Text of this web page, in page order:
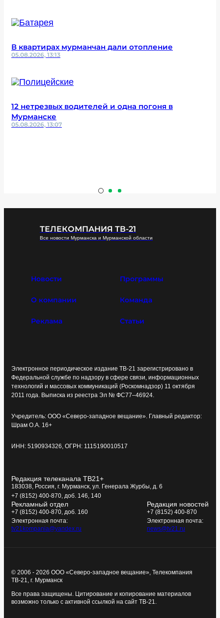
В квартирах мурманчан дали отопление
05.08.2026, 13:13
12 нетрезвых водителей и одна погоня в
Мурманске
05.08.2026, 13:07
ТЕЛЕКОМПАНИЯ ТВ-21
Все новости Мурманска и Мурманской области
Новости Программы
О компании Команда
Реклама Статьи
Электронное периодическое издание ТВ-21 зарегистрировано в
Федеральной службе по надзору в сфере связи, информационных
технологий и массовых коммуникаций (Роскомнадзор) 11 октября
2011 года. Выписка из реестра Эл № ФС77–46924.
Учредитель: ООО «Северо-западное вещание». Главный редактор:
Шрам О.А. 16+
ИНН: 5190934326, ОГРН: 1115190010517
Редакция телеканала ТВ21+
183038, Россия, г. Мурманск, ул. Генерала Журбы, д. 6
+7 (8152) 400-870, доб. 146, 140
Рекламный отдел
+7 (8152) 400-870, доб. 160
Электронная почта:
tv21kompania@yandex.ru
Редакция новостей
+7 (8152) 400-870
Электронная почта:
news@tv21.ru
© 2006 - 2026 ООО «Северо-западное вещание», Телекомпания
ТВ-21, г. Мурманск
Все права защищены. Цитирование и копирование материалов
возможно только с активной ссылкой на сайт ТВ-21.